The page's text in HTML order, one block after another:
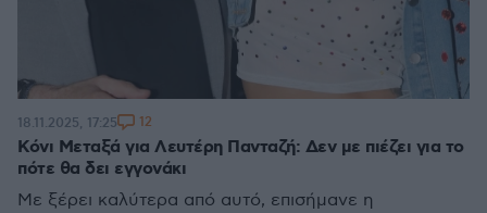
Κόνι Μεταξά για Λευτέρη Πανταζή: Δεν με πιέζει για το
πότε θα δει εγγονάκι
Με ξέρει καλύτερα από αυτό, επισήμανε η
18.11.2025, 17:25 12